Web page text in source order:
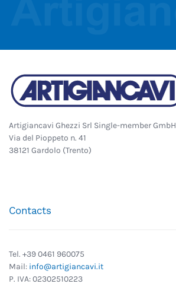
Artigiancavi Ghezzi Srl Single-member GmbH
Via del Pioppeto n. 41
38121 Gardolo (Trento)
Contacts
Tel. +39 0461 960075
Mail: info@artigiancavi.it
P. IVA: 02302510223